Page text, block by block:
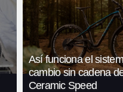
Así funciona el
cambio sin cadena
Ceramic Speed